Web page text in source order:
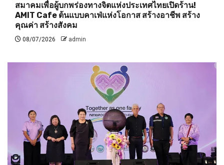
สมาคมเพื่อผู้บกพร่องทางจิตแห่งประเทศไทยเปิดร้าน!
AMIT Cafe ต้นแบบคาเฟ่แห่งโอกาส สร้างอาชีพ สร้าง
คุณค่า สร้างสังคม
08/07/2026 admin